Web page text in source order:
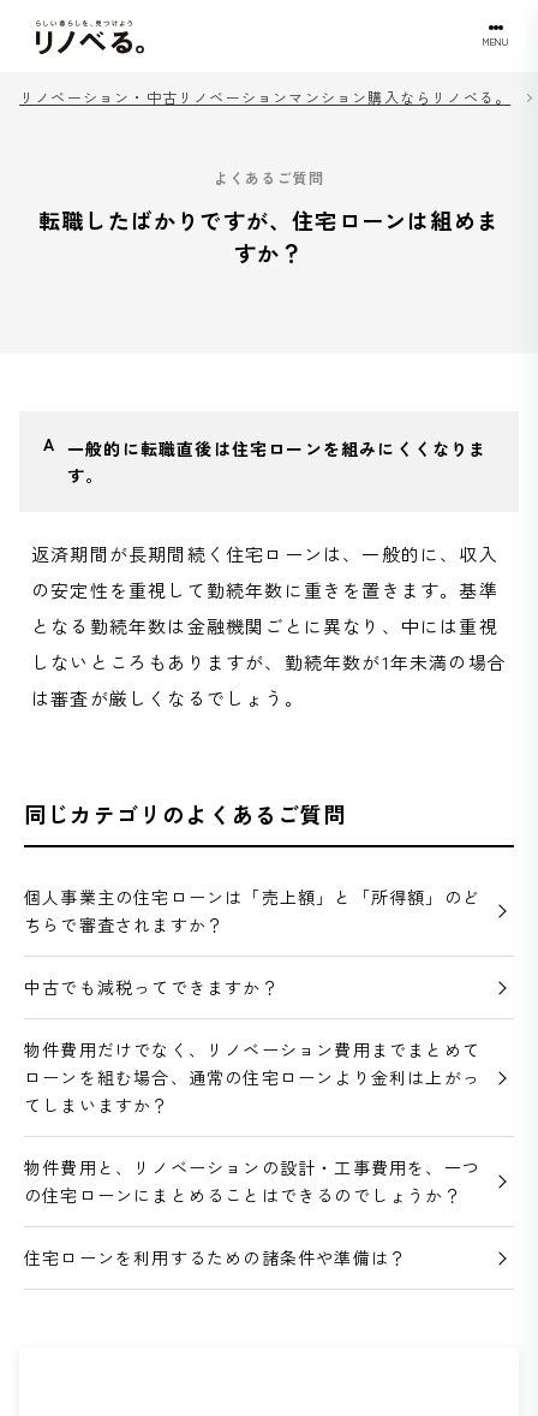
MENU
リノベーション・中古リノベーションマンション購入ならリノベる。
よくあるご質問
転職したばかりですが、住宅ローンは組めま
すか？
一般的に転職直後は住宅ローンを組みにくくなりま
す。
返済期間が長期間続く住宅ローンは、一般的に、収入
の安定性を重視して勤続年数に重きを置きます。基準
となる勤続年数は金融機関ごとに異なり、中には重視
しないところもありますが、勤続年数が1年未満の場合
は審査が厳しくなるでしょう。
同じカテゴリのよくあるご質問
個人事業主の住宅ローンは「売上額」と「所得額」のど
ちらで審査されますか？
中古でも減税ってできますか？
物件費用だけでなく、リノベーション費用までまとめて
ローンを組む場合、通常の住宅ローンより金利は上がっ
てしまいますか？
物件費用と、リノベーションの設計・工事費用を、一つ
の住宅ローンにまとめることはできるのでしょうか？
住宅ローンを利用するための諸条件や準備は？